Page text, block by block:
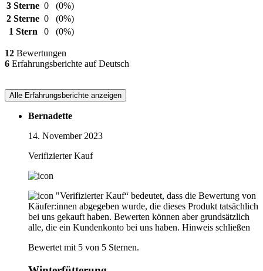
3 Sterne 0
(0%)
2 Sterne 0
(0%)
1 Stern
0 (0%)
12 Bewertungen
6 Erfahrungsberichte auf Deutsch
Alle Erfahrungsberichte anzeigen
Bernadette
14. November 2023
Verifizierter Kauf
"Verifizierter Kauf“ bedeutet, dass die Bewertung von
Käufer:innen abgegeben wurde, die dieses Produkt tatsächlich
bei uns gekauft haben. Bewerten können aber grundsätzlich
alle, die ein Kundenkonto bei uns haben. Hinweis schließen
Bewertet mit 5 von 5 Sternen.